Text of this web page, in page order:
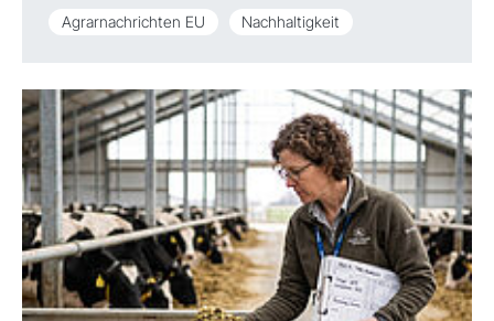
Agrarnachrichten EU Nachhaltigkeit